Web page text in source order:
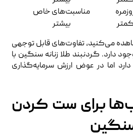
مناسبت‌های خاص
کمتر
بیشتر
می‌کنید، تفاوت‌های قابل توجهی
دارد. گردنبند طلا زنانه سنگین با
دارد اما در عوض ارزش سرمایه‌گذاری
برای ست کردن